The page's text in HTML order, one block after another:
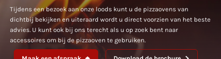
Tijdens een bezoek aan onze loods kunt u de pizzaovens van
dichtbij bekijken en uiteraard wordt u direct voorzien van het beste
advies. U kunt ook bij ons terecht als u op zoek bent naar
accessoires om bij de pizzaoven te gebruiken.